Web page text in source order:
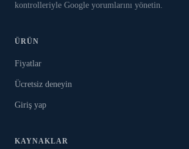
kontrolleriyle Google yorumlarını yönetin.
ÜRÜN
Fiyatlar
Ücretsiz deneyin
Giriş yap
KAYNAKLAR